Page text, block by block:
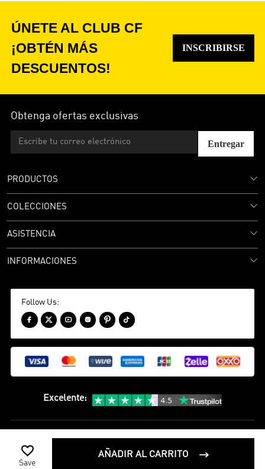

Save
AÑADIR AL CARRITO 
ÚNETE AL CLUB CF
¡OBTÉN MÁS
DESCUENTOS!
INSCRIBIRSE
Obtenga ofertas exclusivas
Entregar
PRODUCTOS
COLECCIONES
ASISTENCIA
INFORMACIONES
Follow Us:
     
Excelente:
política de privacidad Términos y condiciones
2020-2026 camisetasfutbol Camisetas Futbol Todos los Derechos